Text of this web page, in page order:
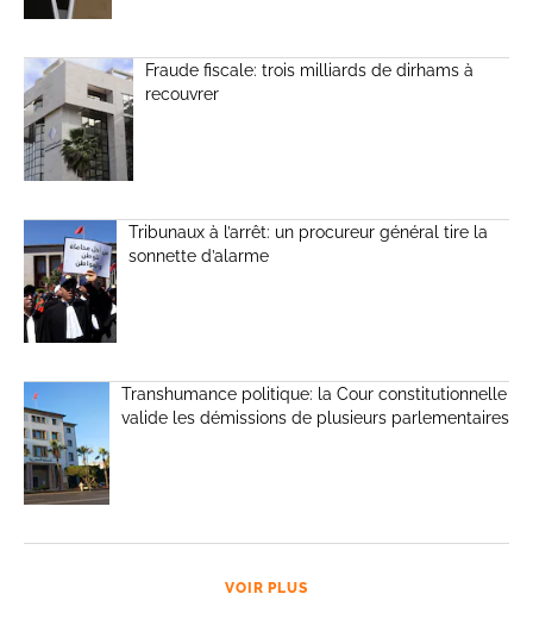
Fraude fiscale: trois milliards de dirhams à
recouvrer
Tribunaux à l’arrêt: un procureur général tire la
sonnette d’alarme
Transhumance politique: la Cour constitutionnelle
valide les démissions de plusieurs parlementaires
VOIR PLUS